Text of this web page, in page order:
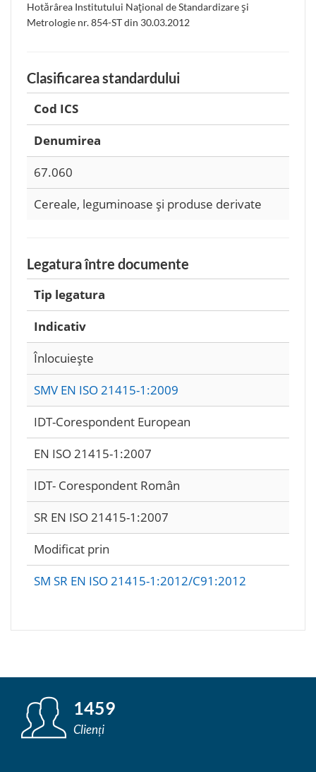
Hotărârea Institutului Naţional de Standardizare şi
Metrologie nr. 854-ST din 30.03.2012
Clasificarea standardului
Cod ICS
Denumirea
67.060
Cereale, leguminoase şi produse derivate
Legatura între documente
Tip legatura
Indicativ
Înlocuieşte
SMV EN ISO 21415-1:2009
IDT-Corespondent European
EN ISO 21415-1:2007
IDT- Corespondent Român
SR EN ISO 21415-1:2007
Modificat prin
SM SR EN ISO 21415-1:2012/C91:2012
1459
Clienți